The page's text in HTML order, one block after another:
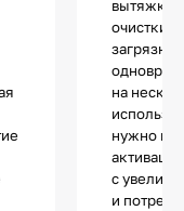
вытяжках
очистки
на
нужно
с
и